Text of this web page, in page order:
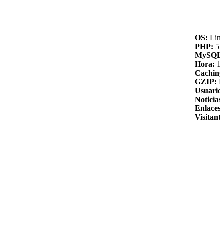
OS:
PHP:
Hora:
GZIP: